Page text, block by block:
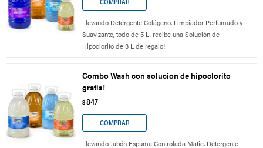
Llevando Detergente Colágeno, Limpiador Perfumado y
Suavizante, todo de 5 L, recibe una Solución de
Hipoclorito de 3 L de regalo!
Combo Wash con solucion de hipoclorito
gratis!
$847
Llevando Jabón Espuma Controlada Matic, Detergente